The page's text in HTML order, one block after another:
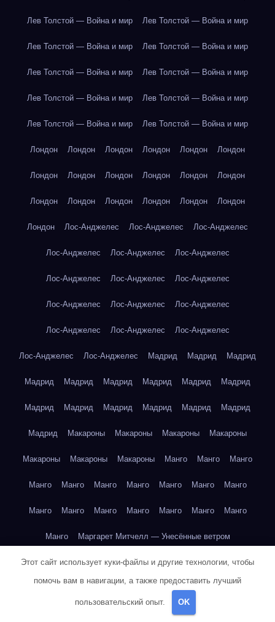
Лев Толстой — Война и мир Лев Толстой — Война и мир
Лев Толстой — Война и мир Лев Толстой — Война и мир
Лев Толстой — Война и мир Лев Толстой — Война и мир
Лев Толстой — Война и мир Лев Толстой — Война и мир
Лев Толстой — Война и мир Лев Толстой — Война и мир
Лондон Лондон Лондон Лондон Лондон Лондон
Лондон Лондон Лондон Лондон Лондон Лондон
Лондон Лондон Лондон Лондон Лондон Лондон
Лондон Лос-Анджелес Лос-Анджелес Лос-Анджелес
Лос-Анджелес Лос-Анджелес Лос-Анджелес
Лос-Анджелес Лос-Анджелес Лос-Анджелес
Лос-Анджелес Лос-Анджелес Лос-Анджелес
Лос-Анджелес Лос-Анджелес Лос-Анджелес
Лос-Анджелес Лос-Анджелес Мадрид Мадрид Мадрид
Мадрид Мадрид Мадрид Мадрид Мадрид Мадрид
Мадрид Мадрид Мадрид Мадрид Мадрид Мадрид
Мадрид Макароны Макароны Макароны Макароны
Макароны Макароны Макароны Манго Манго Манго
Манго Манго Манго Манго Манго Манго Манго
Манго Манго Манго Манго Манго Манго Манго
Манго Маргарет Митчелл — Унесённые ветром
Марк Твен — Приключения Тома Сойера
Марк Твен — Приключения Тома Сойера
Марк Твен — Приключения Тома Сойера
Этот сайт использует куки-файлы и другие технологии, чтобы
помочь вам в навигации, а также предоставить лучший
пользовательский опыт. OK